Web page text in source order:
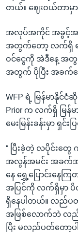
တယ်။ ဈေးဝယ်တာမှာ
အလုပ်အကိုင် အခွင့်အလ
အတွက်တော့ လက်ရှိ ရ
ဝင်ငွေကို အဲဒီနေ့ အတွ
အတွက် ပိုပြီး အခက်တွ
WFP ရဲ့ မြန်မာနိုင်ငံ
Prior က လက်ရှိ မြန်
မေးမြန်းခန်းမှာ ရှင်း
“ ပြီးခဲ့တဲ့ လပိုင်း
အလွန်အမင်း အခက်အခဲ
နေ ရွှေ့ပြောင်းနေ
အပြင်ကို လက်ရှိမှာ ပိ
ရှိနေပါတယ်။ လ
အဖြစ်လောက်ဘဲ လ
ပြီး မလည်ပတ်တော့